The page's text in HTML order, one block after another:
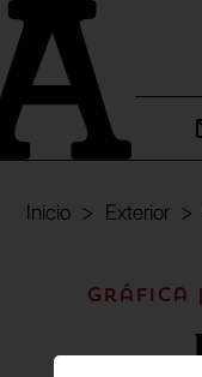
Inicio Exterior
Gráfica